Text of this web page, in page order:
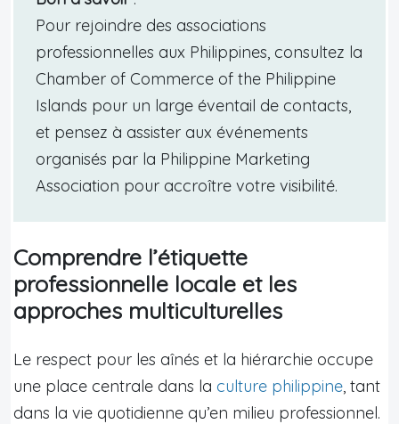
Pour rejoindre des associations
professionnelles aux Philippines, consultez la
Chamber of Commerce of the Philippine
Islands pour un large éventail de contacts,
et pensez à assister aux événements
organisés par la Philippine Marketing
Association pour accroître votre visibilité.
Comprendre l’étiquette
professionnelle locale et les
approches multiculturelles
Le respect pour les aînés et la hiérarchie occupe
une place centrale dans la culture philippine, tant
dans la vie quotidienne qu’en milieu professionnel.